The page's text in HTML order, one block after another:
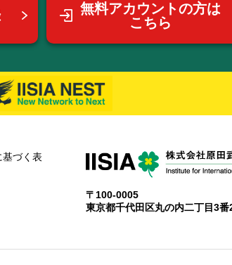
無料アカウントの方は
こちら
基づく表
〒100-0005
東京都千代田区丸の内二丁目3